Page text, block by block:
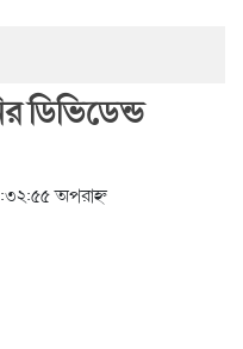
ডিভিডেন্ড
অপরাহ্ন